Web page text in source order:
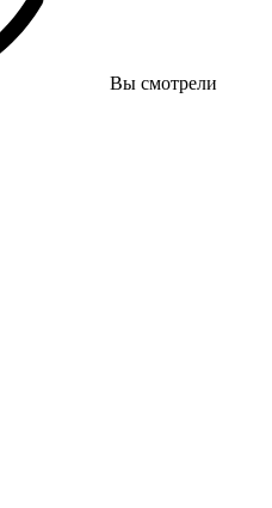
Вы смотрели